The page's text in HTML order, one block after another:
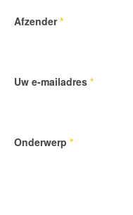
Afzender*
Uw e-mailadres *
Onderwerp *